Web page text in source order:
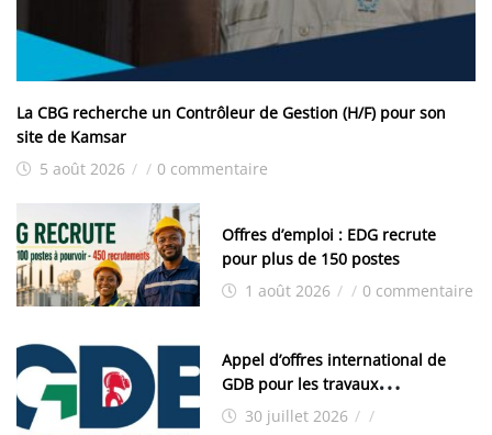
La CBG recherche un Contrôleur de Gestion (H/F) pour son
site de Kamsar
5 août 2026 / / 0 commentaire
Offres d’emploi : EDG recrute
pour plus de 150 postes
1 août 2026 / / 0 commentaire
Appel d’offres international de
GDB pour les travaux
d’aménagement de la zone
30 juillet 2026 / /